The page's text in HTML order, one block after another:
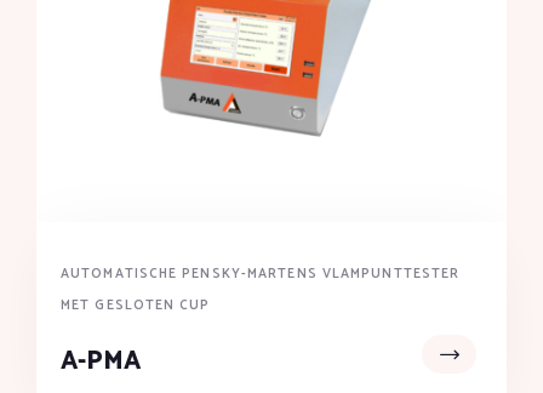
AUTOMATISCHE PENSKY-MARTENS VLAMPUNTTESTER
MET GESLOTEN CUP
A-PMA